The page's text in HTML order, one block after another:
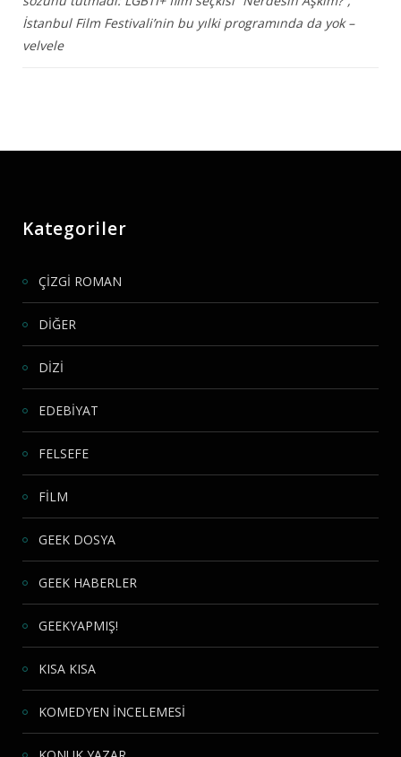
İstanbul Film Festivali’nin bu yılki programında da yok –
velvele
Kategoriler
ÇİZGİ ROMAN
DİĞER
DİZİ
EDEBİYAT
FELSEFE
FİLM
GEEK DOSYA
GEEK HABERLER
GEEKYAPMIŞ!
KISA KISA
KOMEDYEN İNCELEMESİ